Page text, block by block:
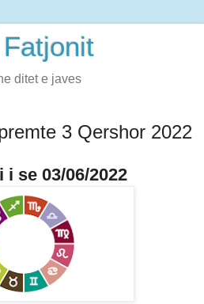
ditet e javes
3 Qershor 2022
i se 03/06/2022